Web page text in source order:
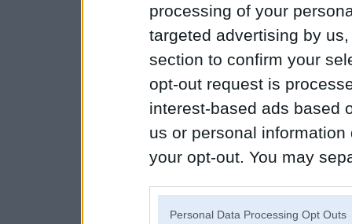
processing of your
targeted advertising by
section to confirm your
opt-out request is
interest-based ads based
us or personal
your opt-out. You may
Personal Data Processing Opt Outs